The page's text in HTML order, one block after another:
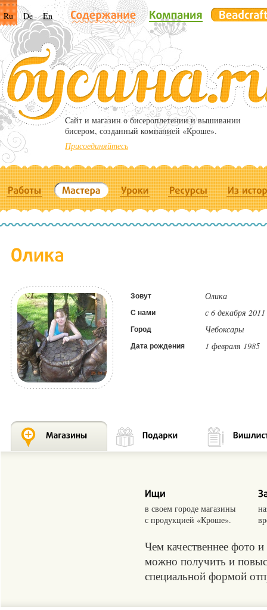
Ru De En
Cайт и магазин о бисероплетении и вышивании
бисером, созданный компанией «Кроше».
Присоединяйтесь
Зовут Олика
С нами с 6 декабря 2011
Город Чебоксары
Дата рождения 1 февраля 1985
в своем городе магазины
с продукцией «Кроше».
Чем качественнее фото
можно получить и
специальной формой